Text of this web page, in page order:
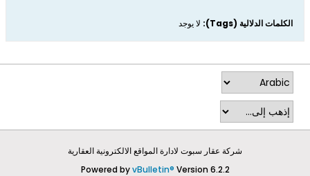
الكلمات الدلالية (Tags): لا يوجد
شركة عقار سبوت لادارة المواقع الالكترونية العقارية
Powered byvBulletin® Version 6.2.2